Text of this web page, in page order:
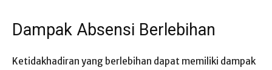
Dampak Absensi Berlebihan
Ketidakhadiran yang berlebihan dapat memiliki dampak